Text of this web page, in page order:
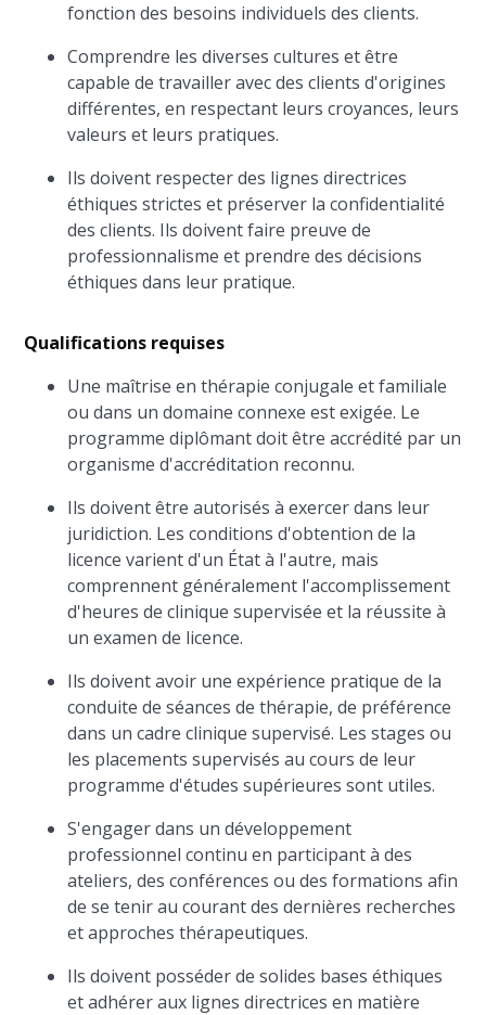
fonction des besoins individuels des clients.
Comprendre les diverses cultures et être
capable de travailler avec des clients d'origines
différentes, en respectant leurs croyances, leurs
valeurs et leurs pratiques.
Ils doivent respecter des lignes directrices
éthiques strictes et préserver la confidentialité
des clients. Ils doivent faire preuve de
professionnalisme et prendre des décisions
éthiques dans leur pratique.
Qualifications requises
Une maîtrise en thérapie conjugale et familiale
ou dans un domaine connexe est exigée. Le
programme diplômant doit être accrédité par un
organisme d'accréditation reconnu.
Ils doivent être autorisés à exercer dans leur
juridiction. Les conditions d'obtention de la
licence varient d'un État à l'autre, mais
comprennent généralement l'accomplissement
d'heures de clinique supervisée et la réussite à
un examen de licence.
Ils doivent avoir une expérience pratique de la
conduite de séances de thérapie, de préférence
dans un cadre clinique supervisé. Les stages ou
les placements supervisés au cours de leur
programme d'études supérieures sont utiles.
S'engager dans un développement
professionnel continu en participant à des
ateliers, des conférences ou des formations afin
de se tenir au courant des dernières recherches
et approches thérapeutiques.
Ils doivent posséder de solides bases éthiques
et adhérer aux lignes directrices en matière